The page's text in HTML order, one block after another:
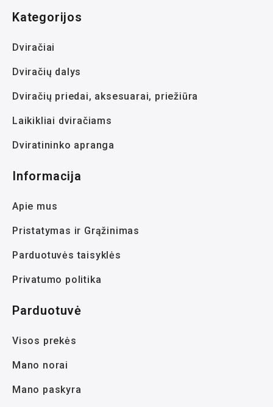
Kategorijos
Dviračiai
Dviračių dalys
Dviračių priedai, aksesuarai, priežiūra
Laikikliai dviračiams
Dviratininko apranga
Informacija
Apie mus
Pristatymas ir Grąžinimas
Parduotuvės taisyklės
Privatumo politika
Parduotuvė
Visos prekės
Mano norai
Mano paskyra